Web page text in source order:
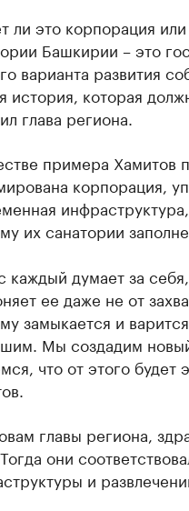
ли это корпорация
Башкирии – это
варианта развития
история, которая
глава региона.
примера Хамитов
корпорация,
их санатории
каждый думает за
ее даже не от
замыкается и
Мы создадим
что от этого будет
главы региона,
они
и